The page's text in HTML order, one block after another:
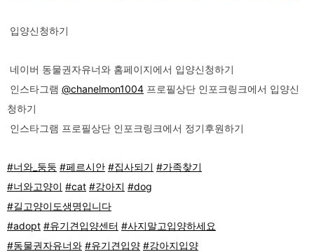
입양신청하기
네이버 동물권자유너와 홈페이지에서 입양신청하기
인스타그램 @chanelmon1004 프로필상단 인포크링크에서 입양신
청하기
인스타그램 프로필상단 인포크링크에서 정기후원하기
#너와_둥둥 #페르시안 #집사되기 #가족찾기
#너와고양이 #cat #강아지 #dog
#길고양이도생명입니다
#adopt #유기견입양센터 #사지말고입양하세요
#동물권자유너와 #유기견입양 #강아지입양